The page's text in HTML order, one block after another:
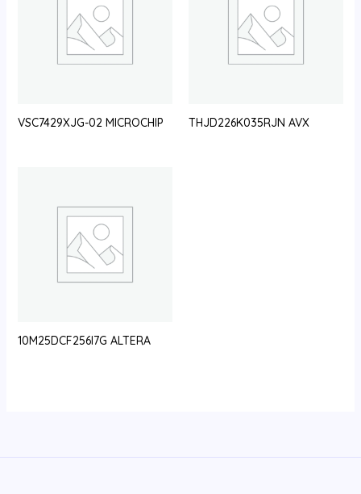
VSC7429XJG-02 MICROCHIP THJD226K035RJN AVX
10M25DCF256I7G ALTERA